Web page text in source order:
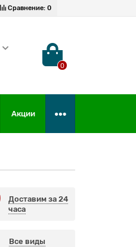
Сравнение: 0
0
Акции
Доставим за 24
часа
Все виды